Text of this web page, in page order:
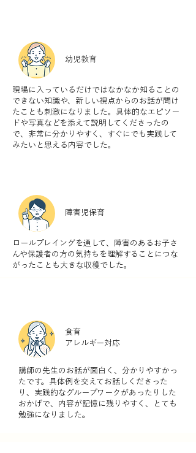
幼児教育
現場に入っているだけではなかなか知ることの
できない知識や、新しい視点からのお話が聞け
たことも刺激になりました。具体的なエピソー
ドや写真などを添えて説明してくださったの
で、非常に分かりやすく、すぐにでも実践して
みたいと思える内容でした。
障害児保育
ロールプレイングを通して、障害のあるお子さ
んや保護者の方の気持ちを理解することにつな
がったことも大きな収穫でした。
食育
アレルギー対応
講師の先生のお話が面白く、分かりやすかっ
たです。具体例を交えてお話しくださった
り、実践的なグループワークがあったりした
おかげで、内容が記憶に残りやすく、とても
勉強になりました。